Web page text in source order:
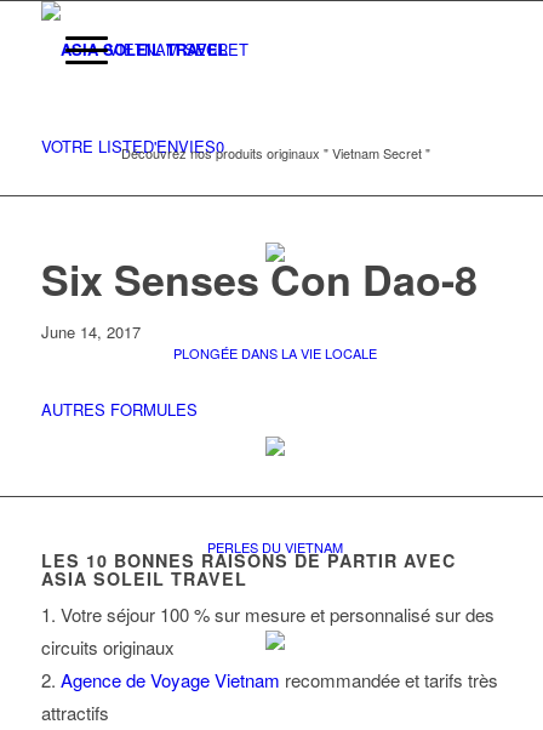
VIETNAM SECRET
Découvrez nos produits originaux " Vietnam Secret "
PLONGÉE DANS LA VIE LOCALE
PERLES DU VIETNAM
VOTRE LISTED'ENVIES0
Six Senses Con Dao-8
June 14, 2017
AUTRES FORMULES
LES 10 BONNES RAISONS DE PARTIR AVEC
ASIA SOLEIL TRAVEL
1. Votre séjour 100 % sur mesure et personnalisé sur des
circuits originaux
2. Agence de Voyage Vietnam recommandée et tarifs très
attractifs